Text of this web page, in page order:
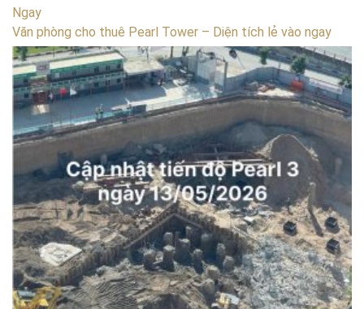
Ngay
Văn phòng cho thuê Pearl Tower – Diện tích lẻ vào ngay